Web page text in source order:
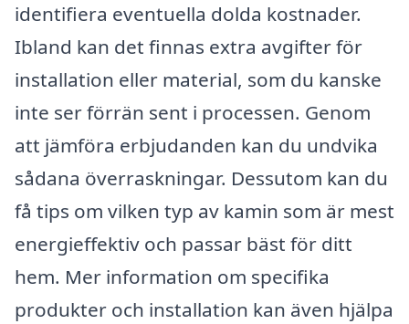
identifiera eventuella dolda kostnader.
Ibland kan det finnas extra avgifter för
installation eller material, som du kanske
inte ser förrän sent i processen. Genom
att jämföra erbjudanden kan du undvika
sådana överraskningar. Dessutom kan du
få tips om vilken typ av kamin som är mest
energieffektiv och passar bäst för ditt
hem. Mer information om specifika
produkter och installation kan även hjälpa